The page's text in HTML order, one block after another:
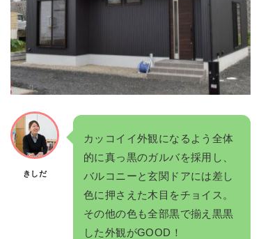
きしだ
カッコイイ外観になるよう全体
的に真っ黒のガルバを採用し、
バルコニーと玄関ドアには差し
色に押さえた木目をチョイス。
その他の色も全部黒で揃え黒黒
した外観がGOOD！